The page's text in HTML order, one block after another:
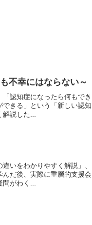
不幸にはならない～
認知症になったら何もでき
きる」という「新しい認知
説した...
いをわかりやすく解説」、
んだ後、実際に重層的支援会
がわく...